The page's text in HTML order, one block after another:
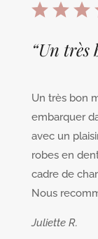
“Un très
Un très bon
embarquer
avec un
robes en
cadre de
Nous
Juliette R.